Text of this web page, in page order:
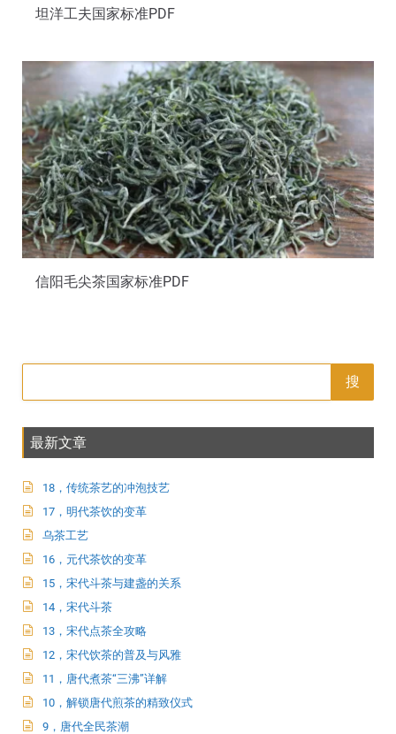
坦洋工夫国家标准PDF
信阳毛尖茶国家标准PDF
搜
最新文章
18，传统茶艺的冲泡技艺
17，明代茶饮的变革
乌茶工艺
16，元代茶饮的变革
15，宋代斗茶与建盏的关系
14，宋代斗茶
13，宋代点茶全攻略
12，宋代饮茶的普及与风雅
11，唐代煮茶“三沸”详解
10，解锁唐代煎茶的精致仪式
9，唐代全民茶潮